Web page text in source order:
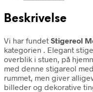
Beskrivelse
Vi har fundet Stigereol
kategorien . Elegant
overblik i stuen, på
med denne stigareol
rummet, men giver
billeder og dekorative